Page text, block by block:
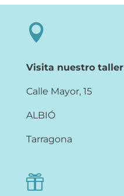

Visita nuestro taller
Calle Mayor, 15
ALBIÓ
Tarragona
